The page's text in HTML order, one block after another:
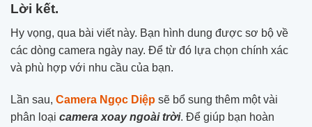
Lời kết.
Hy vọng, qua bài viết này. Bạn hình dung được sơ bộ về
các dòng camera ngày nay. Để từ đó lựa chọn chính xác
và phù hợp với nhu cầu của bạn.
Lần sau, Camera Ngọc Diệp sẽ bổ sung thêm một vài
phân loại camera xoay ngoài trời. Để giúp bạn hoàn